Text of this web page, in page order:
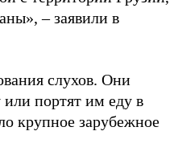
– заявили в
слухов. Они
портят им еду в
крупное зарубежное